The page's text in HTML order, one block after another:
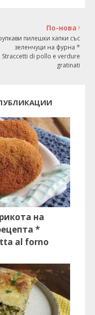
По-нова
пилешки хапки със
зеленчуци на фурна *
Straccetti di pollo e verdure
gratinati
на
*
al forno